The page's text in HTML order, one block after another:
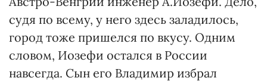
судя по всему, у него здесь заладилось,
город тоже пришелся по вкусу. Одним
словом, Иозефи остался в России
навсегда. Сын его Владимир избрал